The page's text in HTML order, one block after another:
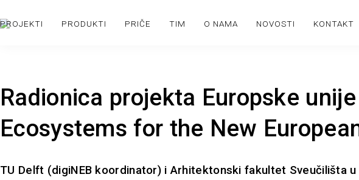
PROJEKTI PRODUKTI PRIČE TIM O NAMA NOVOSTI KONTAKT
Radionica projekta Europske
Ecosystems for the New
TU Delft (digiNEB koordinator) i Arhitektonski fakultet Sveučilišta